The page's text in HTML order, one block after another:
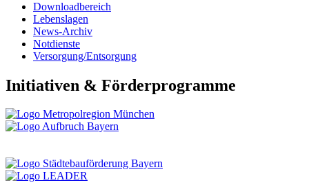
Downloadbereich
Lebenslagen
News-Archiv
Notdienste
Versorgung/Entsorgung
Initiativen & Förderprogramme